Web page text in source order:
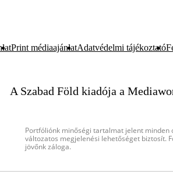
Print médiaajánlatAdatvédelmi tájékoztató
A Szabad Föld kiadója a
Portfóliónk minőségi tartalmat jelent minden
változatos megjelenési lehetőséget biztosít.
jövőnk záloga.